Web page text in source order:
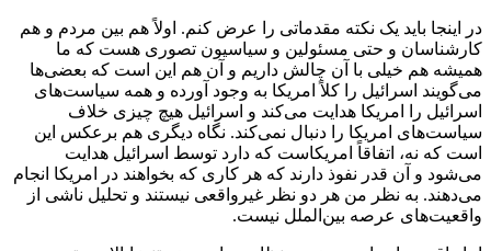
در اینجا باید یک نکته مقدماتی را عرض کنم. اولاً هم بین مردم و هم
کارشناسان و حتی مسئولین و سیاسیون تصوری هست که ما
همیشه هم خیلی با آن چالش داریم و آن هم این است که بعضی‌ها
می‌گویند اسرائیل را کلاً امریکا به وجود آورده و همه سیاست‌های
اسرائیل را امریکا هدایت می‌کند و اسرائیل هیچ چیزی خلاف
سیاست‌های امریکا را دنبال نمی‌کند. نگاه دیگری هم برعکس این
است که نه، اتفاقاً امریکاست که دارد توسط اسرائیل هدایت
می‌شود و آن قدر نفوذ دارند که هر کاری که بخواهند در امریکا انجام
می‌دهند. به نظر من هر دو نظر غیرواقعی نیستند و تحلیل ناشی از
واقعیت‌های عرصه بین‌الملل نیست.